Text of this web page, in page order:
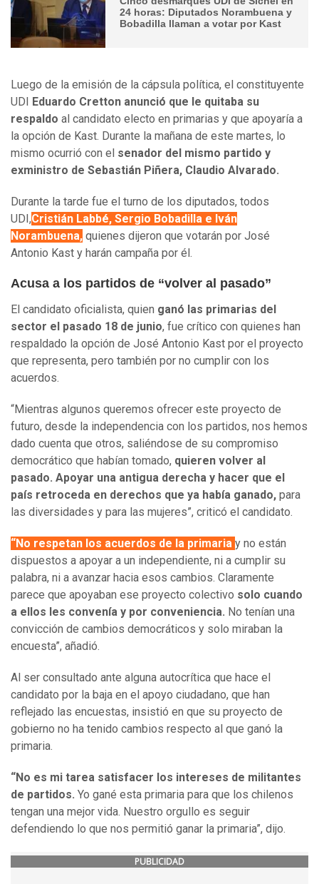
24 horas: Diputados Norambuena y
Bobadilla llaman a votar por Kast
Luego de la emisión de la cápsula política, el constituyente
UDI Eduardo Cretton anunció que le quitaba su
respaldo al candidato electo en primarias y que apoyaría a
la opción de Kast. Durante la mañana de este martes, lo
mismo ocurrió con el senador del mismo partido y
exministro de Sebastián Piñera, Claudio Alvarado.
Durante la tarde fue el turno de los diputados, todos
UDI,Cristián Labbé, Sergio Bobadilla e Iván
Norambuena, quienes dijeron que votarán por José
Antonio Kast y harán campaña por él.
Acusa a los partidos de “volver al pasado”
El candidato oficialista, quien ganó las primarias del
sector el pasado 18 de junio, fue crítico con quienes han
respaldado la opción de José Antonio Kast por el proyecto
que representa, pero también por no cumplir con los
acuerdos.
“Mientras algunos queremos ofrecer este proyecto de
futuro, desde la independencia con los partidos, nos hemos
dado cuenta que otros, saliéndose de su compromiso
democrático que habían tomado, quieren volver al
pasado. Apoyar una antigua derecha y hacer que el
país retroceda en derechos que ya había ganado, para
las diversidades y para las mujeres”, criticó el candidato.
“No respetan los acuerdos de la primaria y no están
dispuestos a apoyar a un independiente, ni a cumplir su
palabra, ni a avanzar hacia esos cambios. Claramente
parece que apoyaban ese proyecto colectivo solo cuando
a ellos les convenía y por conveniencia. No tenían una
convicción de cambios democráticos y solo miraban la
encuesta”, añadió.
Al ser consultado ante alguna autocrítica que hace el
candidato por la baja en el apoyo ciudadano, que han
reflejado las encuestas, insistió en que su proyecto de
gobierno no ha tenido cambios respecto al que ganó la
primaria.
“No es mi tarea satisfacer los intereses de militantes
de partidos. Yo gané esta primaria para que los chilenos
tengan una mejor vida. Nuestro orgullo es seguir
defendiendo lo que nos permitió ganar la primaria”, dijo.
PUBLICIDAD